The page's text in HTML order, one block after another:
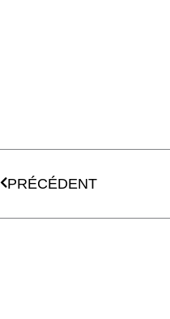
PRÉCÉDENT